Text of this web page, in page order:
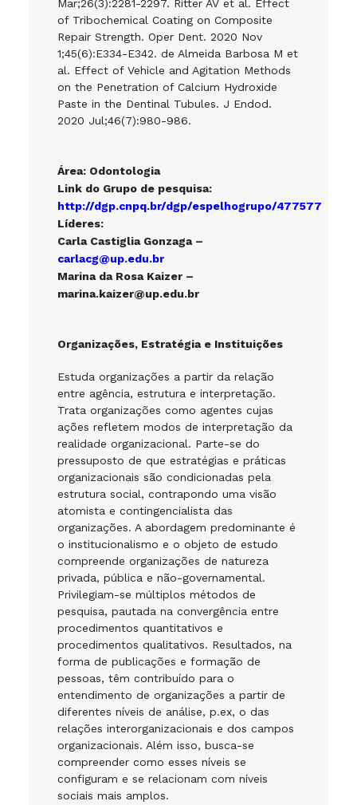
Mar;26(3):2281-2297. Ritter AV et al. Effect
of Tribochemical Coating on Composite
Repair Strength. Oper Dent. 2020 Nov
1;45(6):E334-E342. de Almeida Barbosa M et
al. Effect of Vehicle and Agitation Methods
on the Penetration of Calcium Hydroxide
Paste in the Dentinal Tubules. J Endod.
2020 Jul;46(7):980-986.
Área: Odontologia
Link do Grupo de pesquisa:
http://dgp.cnpq.br/dgp/espelhogrupo/477577
Líderes:
Carla Castiglia Gonzaga –
carlacg@up.edu.br
Marina da Rosa Kaizer –
marina.kaizer@up.edu.br
Organizações, Estratégia e Instituições
Estuda organizações a partir da relação
entre agência, estrutura e interpretação.
Trata organizações como agentes cujas
ações refletem modos de interpretação da
realidade organizacional. Parte-se do
pressuposto de que estratégias e práticas
organizacionais são condicionadas pela
estrutura social, contrapondo uma visão
atomista e contingencialista das
organizações. A abordagem predominante é
o institucionalismo e o objeto de estudo
compreende organizações de natureza
privada, pública e não-governamental.
Privilegiam-se múltiplos métodos de
pesquisa, pautada na convergência entre
procedimentos quantitativos e
procedimentos qualitativos. Resultados, na
forma de publicações e formação de
pessoas, têm contribuído para o
entendimento de organizações a partir de
diferentes níveis de análise, p.ex, o das
relações interorganizacionais e dos campos
organizacionais. Além isso, busca-se
compreender como esses níveis se
configuram e se relacionam com níveis
sociais mais amplos.